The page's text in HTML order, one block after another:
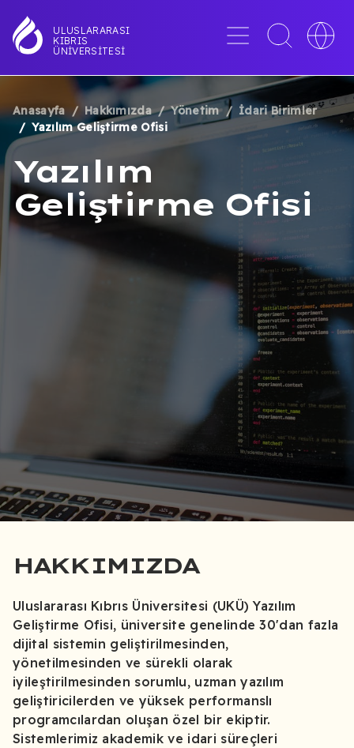
içeriğe
atla
ULUSLARARASI
KIBRIS
ÜNIVERSITESI
Menü
Toggle
search
Toggle
SAYFA
Anasayfa Hakkımızda Yönetim
İdari Birimler
Yazılım Geliştirme Ofisi
Yazılım
Geliştirme Ofisi
HAKKIMIZDA
Uluslararası Kıbrıs Üniversitesi (UKÜ) Yazılım
Geliştirme Ofisi, üniversite genelinde 30'dan fazla
dijital sistemin geliştirilmesinden,
yönetilmesinden ve sürekli olarak
iyileştirilmesinden sorumlu, uzman yazılım
geliştiricilerden ve yüksek performanslı
programcılardan oluşan özel bir ekiptir.
Sistemlerimiz akademik ve idari süreçleri